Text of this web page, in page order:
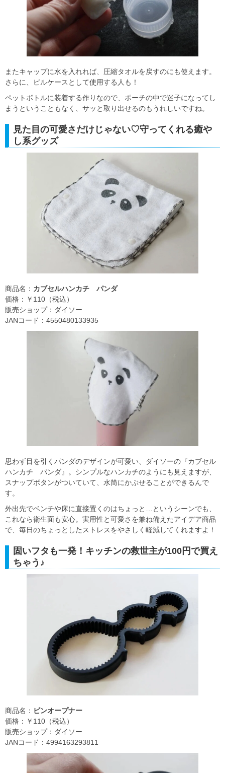
またキャップに水を入れれば、圧縮タオルを戻すのにも使えます。
さらに、ピルケースとして使用する人も！
ペットボトルに装着する作りなので、ポーチの中で迷子になってし
まうということもなく、サッと取り出せるのもうれしいですね。
見た目の可愛さだけじゃない♡守ってくれる癒や
し系グッズ
商品名： カブセルハンカチ パンダ
価格：￥110（税込）
販売ショップ：ダイソー
JANコード：4550480133935
思わず目を引くパンダのデザインが可愛い、ダイソーの『カブセル
ハンカチ パンダ』。シンプルなハンカチのようにも見えますが、
スナップボタンがついていて、水筒にかぶせることができるんで
す。
外出先でベンチや床に直接置くのはちょっと…というシーンでも、
これなら衛生面も安心。実用性と可愛さを兼ね備えたアイデア商品
で、毎日のちょっとしたストレスをやさしく軽減してくれますよ！
固いフタも一発！キッチンの救世主が100円で買え
ちゃう♪
商品名： ビンオープナー
価格：￥110（税込）
販売ショップ：ダイソー
JANコード：4994163293811